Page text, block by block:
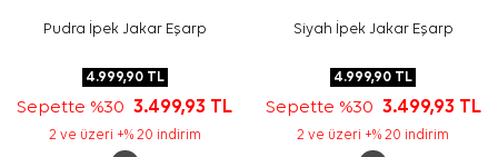
Pudra İpek Jakar Eşarp
4.999,90TL
Sepette %303.499,93 TL
2 ve üzeri +% 20 indirim
Siyah İpek Jakar Eşarp
4.999,90 TL
Sepette %30 3.499,93 TL
2 ve üzeri +% 20 indirim